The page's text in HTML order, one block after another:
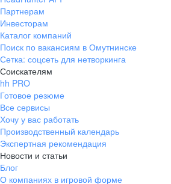
ул. Янковского, д. 169, 7 этаж,
706 каб.
+7 861 205-55-57
pr@krd.hh.ru
Владивосток
пер. Ланинский д. 4, офис 3.4
+7 423 202-33-28
pr@dv.hh.ru
Новосибирск
Партнерам
Инвесторам
Каталог компаний
Поиск по вакансиям в Омутнинске
Сетка: соцсеть для нетворкинга
Соискателям
hh PRO
Готовое резюме
Все сервисы
Хочу у вас работать
Производственный календарь
Экспертная рекомендация
Новости и статьи
Блог
О компаниях в игровой форме